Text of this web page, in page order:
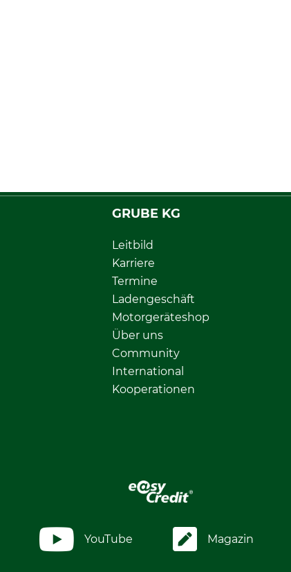
GRUBE KG
Leitbild
Karriere
Termine
Ladengeschäft
Motorgeräteshop
Über uns
Community
International
Kooperationen
YouTube Magazin